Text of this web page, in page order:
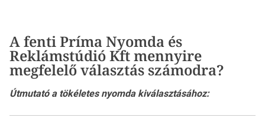
A fenti Príma Nyomda és
Reklámstúdió Kft mennyire
megfelelő választás számodra?
Útmutató a tökéletes nyomda kiválasztásához: